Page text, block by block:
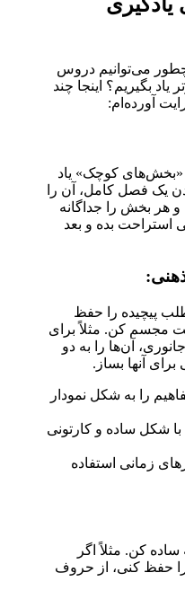
چطور می‌توانیم دروس
بگیریم؟ اینجا چند
آورده‌ام:
«بخش‌های کوچک» یاد
یک فصل کامل، آن را
کن و هر بخش را جداگانه
استراحت بده و بعد
پیچیده را حفظ
مجسم کن. مثلاً برای
آن‌ها را به دو
آنها بساز.
را به شکل نمودار
با شکل ساده و کارتونی
زمانی استفاده
کن. مثلاً اگر
را حفظ کنی، از حروف